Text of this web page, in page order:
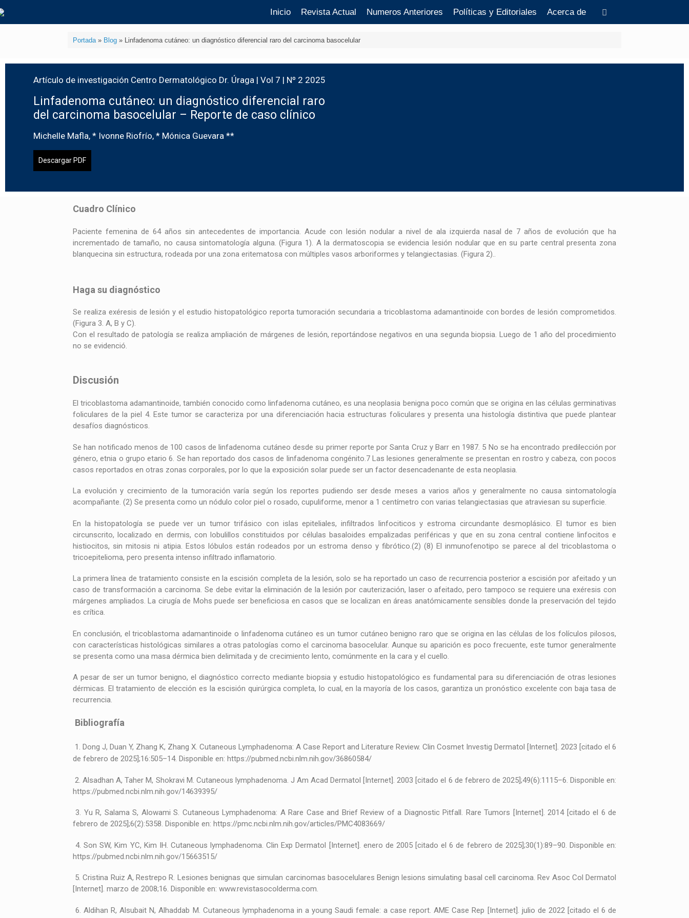
Inicio Revista Actual Numeros Anteriores Políticas y Editoriales Acerca de
Portada» Blog» Linfadenoma cutáneo: un diagnóstico diferencial raro del carcinoma basocelular
Artículo de investigación Centro Dermatológico Dr. Úraga | Vol 7 | Nº 2 2025
Linfadenoma cutáneo: un diagnóstico diferencial raro
del carcinoma basocelular – Reporte de caso clínico
Michelle Mafla, * Ivonne Riofrío, * Mónica Guevara **
Descargar PDF
Cuadro Clínico
Paciente femenina de 64 años sin antecedentes de importancia. Acude con lesión nodular a nivel de ala izquierda nasal de 7 años de evolución que ha
incrementado de tamaño, no causa sintomatología alguna. (Figura 1). A la dermatoscopia se evidencia lesión nodular que en su parte central presenta zona
blanquecina sin estructura, rodeada por una zona eritematosa con múltiples vasos arboriformes y telangiectasias. (Figura 2)..
Haga su diagnóstico
Se realiza exéresis de lesión y el estudio histopatológico reporta tumoración secundaria a tricoblastoma adamantinoide con bordes de lesión comprometidos.
(Figura 3. A, B y C).
Con el resultado de patología se realiza ampliación de márgenes de lesión, reportándose negativos en una segunda biopsia. Luego de 1 año del procedimiento
no se evidenció.
Discusión
El tricoblastoma adamantinoide, también conocido como linfadenoma cutáneo, es una neoplasia benigna poco común que se origina en las células germinativas
foliculares de la piel 4. Este tumor se caracteriza por una diferenciación hacia estructuras foliculares y presenta una histología distintiva que puede plantear
desafíos diagnósticos.
Se han notificado menos de 100 casos de linfadenoma cutáneo desde su primer reporte por Santa Cruz y Barr en 1987. 5 No se ha encontrado predilección por
género, etnia o grupo etario 6. Se han reportado dos casos de linfadenoma congénito.7 Las lesiones generalmente se presentan en rostro y cabeza, con pocos
casos reportados en otras zonas corporales, por lo que la exposición solar puede ser un factor desencadenante de esta neoplasia.
La evolución y crecimiento de la tumoración varía según los reportes pudiendo ser desde meses a varios años y generalmente no causa sintomatología
acompañante. (2) Se presenta como un nódulo color piel o rosado, cupuliforme, menor a 1 centímetro con varias telangiectasias que atraviesan su superficie.
En la histopatología se puede ver un tumor trifásico con islas epiteliales, infiltrados linfociticos y estroma circundante desmoplásico. El tumor es bien
circunscrito, localizado en dermis, con lobulillos constituidos por células basaloides empalizadas periféricas y que en su zona central contiene linfocitos e
histiocitos, sin mitosis ni atipia. Estos lóbulos están rodeados por un estroma denso y fibrótico.(2) (8) El inmunofenotipo se parece al del tricoblastoma o
tricoepitelioma, pero presenta intenso infiltrado inflamatorio.
La primera línea de tratamiento consiste en la escisión completa de la lesión, solo se ha reportado un caso de recurrencia posterior a escisión por afeitado y un
caso de transformación a carcinoma. Se debe evitar la eliminación de la lesión por cauterización, laser o afeitado, pero tampoco se requiere una exéresis con
márgenes ampliados. La cirugía de Mohs puede ser beneficiosa en casos que se localizan en áreas anatómicamente sensibles donde la preservación del tejido
es crítica.
En conclusión, el tricoblastoma adamantinoide o linfadenoma cutáneo es un tumor cutáneo benigno raro que se origina en las células de los folículos pilosos,
con características histológicas similares a otras patologías como el carcinoma basocelular. Aunque su aparición es poco frecuente, este tumor generalmente
se presenta como una masa dérmica bien delimitada y de crecimiento lento, comúnmente en la cara y el cuello.
A pesar de ser un tumor benigno, el diagnóstico correcto mediante biopsia y estudio histopatológico es fundamental para su diferenciación de otras lesiones
dérmicas. El tratamiento de elección es la escisión quirúrgica completa, lo cual, en la mayoría de los casos, garantiza un pronóstico excelente con baja tasa de
recurrencia.
Bibliografía
1. Dong J, Duan Y, Zhang K, Zhang X. Cutaneous Lymphadenoma: A Case Report and Literature Review. Clin Cosmet Investig Dermatol [Internet]. 2023 [citado el 6
de febrero de 2025];16:505–14. Disponible en: https://pubmed.ncbi.nlm.nih.gov/36860584/
2. Alsadhan A, Taher M, Shokravi M. Cutaneous lymphadenoma. J Am Acad Dermatol [Internet]. 2003 [citado el 6 de febrero de 2025];49(6):1115–6. Disponible en:
https://pubmed.ncbi.nlm.nih.gov/14639395/
3. Yu R, Salama S, Alowami S. Cutaneous Lymphadenoma: A Rare Case and Brief Review of a Diagnostic Pitfall. Rare Tumors [Internet]. 2014 [citado el 6 de
febrero de 2025];6(2):5358. Disponible en: https://pmc.ncbi.nlm.nih.gov/articles/PMC4083669/
4. Son SW, Kim YC, Kim IH. Cutaneous lymphadenoma. Clin Exp Dermatol [Internet]. enero de 2005 [citado el 6 de febrero de 2025];30(1):89–90. Disponible en:
https://pubmed.ncbi.nlm.nih.gov/15663515/
5. Cristina Ruiz A, Restrepo R. Lesiones benignas que simulan carcinomas basocelulares Benign lesions simulating basal cell carcinoma. Rev Asoc Col Dermatol
[Internet]. marzo de 2008;16. Disponible en: www.revistasocolderma.com.
6. Aldihan R, Alsubait N, Alhaddab M. Cutaneous lymphadenoma in a young Saudi female: a case report. AME Case Rep [Internet]. julio de 2022 [citado el 6 de